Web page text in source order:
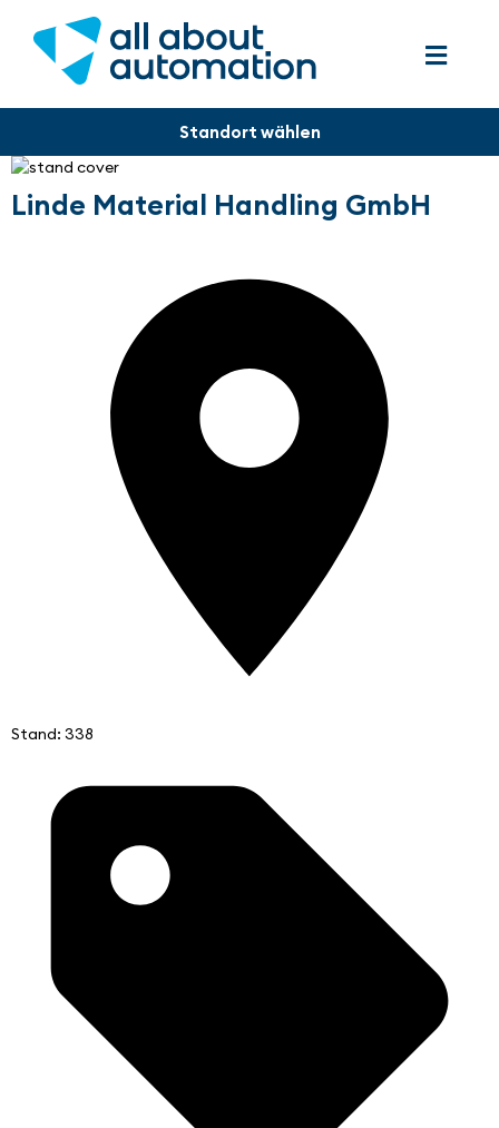
Linde Material Handling GmbH
Stand: 338